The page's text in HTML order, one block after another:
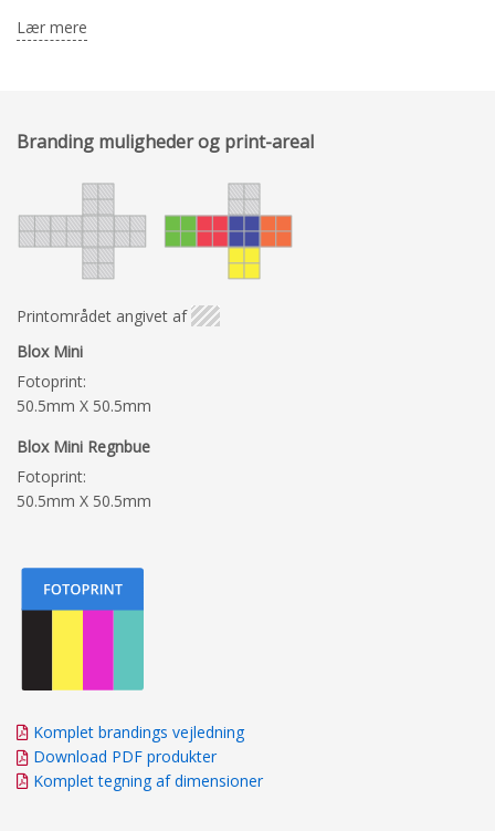
Lær mere
Branding muligheder og print-areal
Printområdet angivet af
Blox Mini
Fotoprint:
50.5mm X 50.5mm
Blox Mini Regnbue
Fotoprint:
50.5mm X 50.5mm
Komplet brandings vejledning
Download PDF produkter
Komplet tegning af dimensioner